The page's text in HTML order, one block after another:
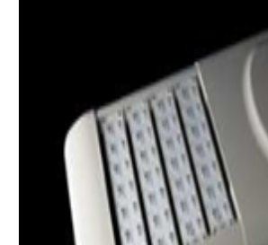
Details